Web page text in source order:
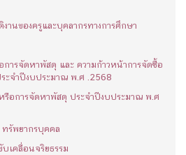
านของครูและบุคลากรทางการศึกษา
การจัดหาพัสดุ และ ความก้าวหน้าการจัดซื้อ
ะจำปีงบประมาณ พ.ศ .2568
รือการจัดหาพัสดุ ประจำปีงบประมาณ พ.ศ
รัพยากรบุคคล
บเคลื่อนจริยธรรม